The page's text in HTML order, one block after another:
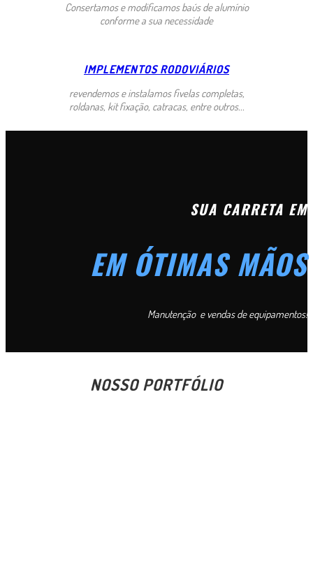
Consertamos e modificamos baús de alumínio
conforme a sua necessidade
IMPLEMENTOS RODOVIÁRIOS
revendemos e instalamos fivelas completas,
roldanas, kit fixação, catracas, entre outros...
SUA CARRETA EM
EM ÓTIMAS MÃOS
Manutenção e vendas de equipamentos!
NOSSO PORTFÓLIO